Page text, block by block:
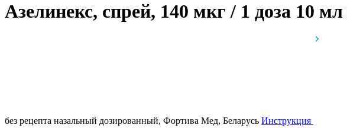
Азелинекс, спрей, 140 мкг / 1 доза 10 мл
без рецепта назальный дозированный, Фортива Мед, Беларусь Инструкция